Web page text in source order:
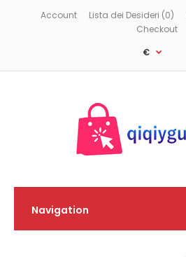
Account Lista dei Desideri (0)
Checkout
€
Navigation